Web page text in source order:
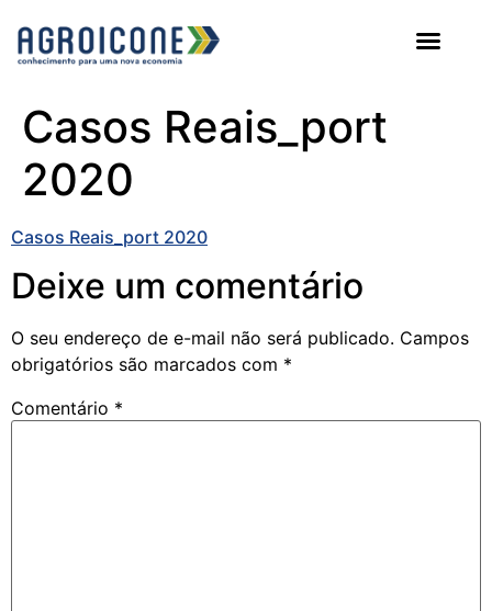
Casos Reais_port
2020
Casos Reais_port 2020
Deixe um comentário
O seu endereço de e-mail não será publicado. Campos
obrigatórios são marcados com *
Comentário *